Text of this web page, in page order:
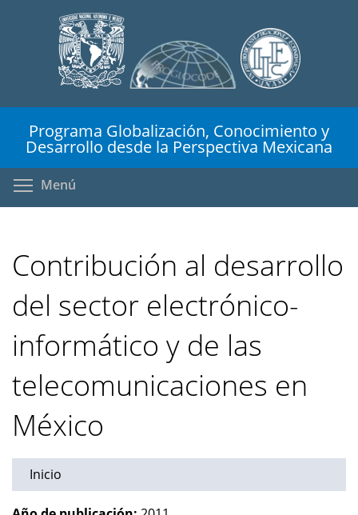
contenido
Programa Globalización, Conocimiento y
Desarrollo desde la Perspectiva Mexicana
Menú
Contribución al desarrollo
del sector electrónico-
informático y de las
telecomunicaciones en
México
Inicio